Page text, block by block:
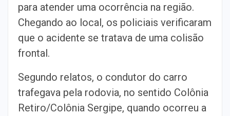
para atender uma ocorrência na região.
Chegando ao local, os policiais verificaram
que o acidente se tratava de uma colisão
frontal.
Segundo relatos, o condutor do carro
trafegava pela rodovia, no sentido Colônia
Retiro/Colônia Sergipe, quando ocorreu a